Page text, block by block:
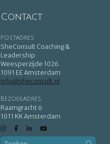
Contact
Postadres
SheConsult Coaching &
Leadership
Weesperzijde 1026
1091 EE Amsterdam
info@sheconsult.nl
Bezoekadres
Raamgracht 6
1011 KK Amsterdam